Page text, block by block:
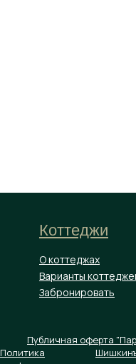
Политика
Коттеджи
О коттеджах
Варианты
Забронировать
Публичная оферта